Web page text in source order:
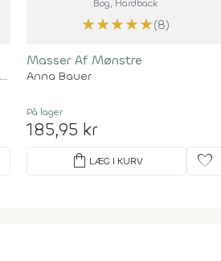
Bog, Hardback
★★★★★(8)
Masser Af Mønstre
Anna Bauer
På lager
185,95 kr
shopping_bag LÆG I KURV favorite